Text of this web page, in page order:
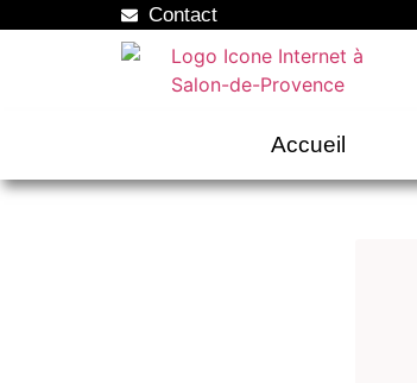
Contact
Accueil